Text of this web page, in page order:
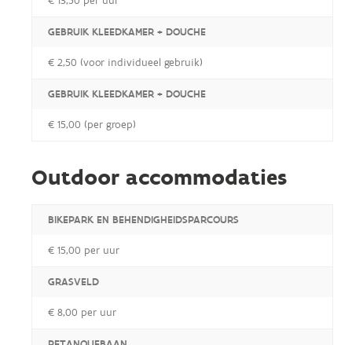
GEBRUIK KLEEDKAMER + DOUCHE
€ 2,50 (voor individueel gebruik)
GEBRUIK KLEEDKAMER + DOUCHE
€ 15,00 (per groep)
Outdoor accommodaties
BIKEPARK EN BEHENDIGHEIDSPARCOURS
€ 15,00 per uur
GRASVELD
€ 8,00 per uur